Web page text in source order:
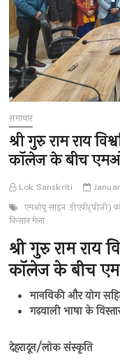
समाचार
श्री गुरु राम राय
कॉलेज के बीच
Lok Sanskriti
एमओयू साइन डीएवी(पीजी)
किसान मेला
श्री गुरु राम राय
कॉलेज के बीच
मानविकी और योग
गढ़वाली भाषा के
देहरादून/लोक संस्कृति